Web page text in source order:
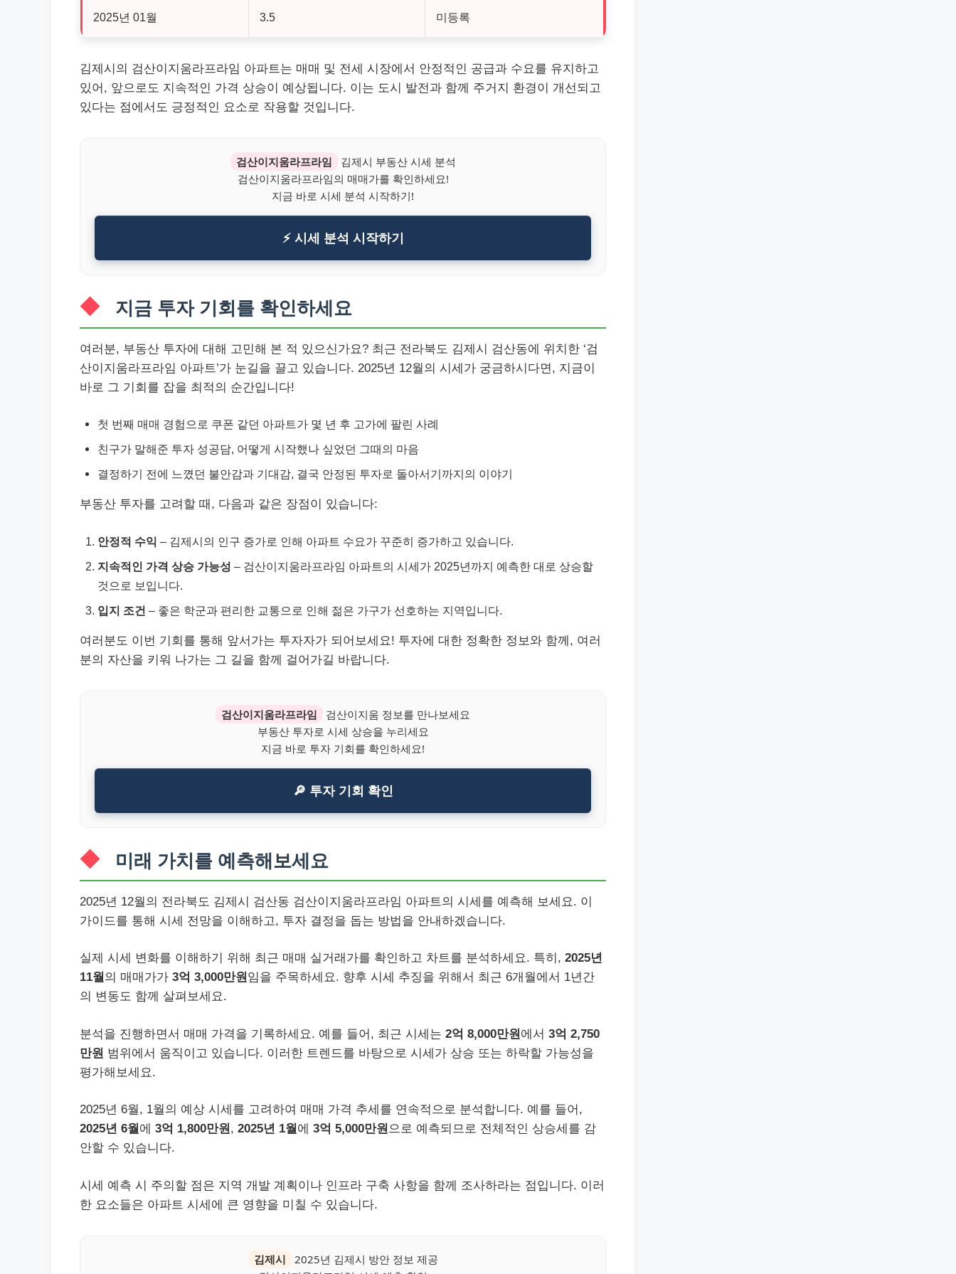
2025년 01월 3.5 미등록
김제시의 검산이지움라프라임 아파트는 매매 및 전세 시장에서 안정적인 공급과 수요를 유지하고
있어, 앞으로도 지속적인 가격 상승이 예상됩니다. 이는 도시 발전과 함께 주거지 환경이 개선되고
있다는 점에서도 긍정적인 요소로 작용할 것입니다.
검산이지움라프라임
김제시 부동산 시세 분석
검산이지움라프라임의 매매가를 확인하세요!
지금 바로 시세 분석 시작하기!
⚡ 시세 분석 시작하기
지금 투자 기회를 확인하세요
여러분, 부동산 투자에 대해 고민해 본 적 있으신가요? 최근 전라북도 김제시 검산동에 위치한 ‘검
산이지움라프라임 아파트’가 눈길을 끌고 있습니다. 2025년 12월의 시세가 궁금하시다면, 지금이
바로 그 기회를 잡을 최적의 순간입니다!
첫 번째 매매 경험으로 쿠폰 같던 아파트가 몇 년 후 고가에 팔린 사례
친구가 말해준 투자 성공담, 어떻게 시작했나 싶었던 그때의 마음
결정하기 전에 느꼈던 불안감과 기대감, 결국 안정된 투자로 돌아서기까지의 이야기
부동산 투자를 고려할 때, 다음과 같은 장점이 있습니다:
안정적 수익 – 김제시의 인구 증가로 인해 아파트 수요가 꾸준히 증가하고 있습니다.
지속적인 가격 상승 가능성 – 검산이지움라프라임 아파트의 시세가 2025년까지 예측한 대로 상승할
것으로 보입니다.
입지 조건 – 좋은 학군과 편리한 교통으로 인해 젊은 가구가 선호하는 지역입니다.
여러분도 이번 기회를 통해 앞서가는 투자자가 되어보세요! 투자에 대한 정확한 정보와 함께, 여러
분의 자산을 키워 나가는 그 길을 함께 걸어가길 바랍니다.
검산이지움라프라임
검산이지움 정보를 만나보세요
부동산 투자로 시세 상승을 누리세요
지금 바로 투자 기회를 확인하세요!
🔎 투자 기회 확인
미래 가치를 예측해보세요
2025년 12월의 전라북도 김제시 검산동 검산이지움라프라임 아파트의 시세를 예측해 보세요. 이
가이드를 통해 시세 전망을 이해하고, 투자 결정을 돕는 방법을 안내하겠습니다.
실제 시세 변화를 이해하기 위해 최근 매매 실거래가를 확인하고 차트를 분석하세요. 특히, 2025년
11월 의 매매가가 3억 3,000만원임을 주목하세요. 향후 시세 추징을 위해서 최근 6개월에서 1년간
의 변동도 함께 살펴보세요.
분석을 진행하면서 매매 가격을 기록하세요. 예를 들어, 최근 시세는 2억 8,000만원 에서 3억 2,750
만원 범위에서 움직이고 있습니다. 이러한 트렌드를 바탕으로 시세가 상승 또는 하락할 가능성을
평가해보세요.
2025년 6월, 1월의 예상 시세를 고려하여 매매 가격 추세를 연속적으로 분석합니다. 예를 들어,
2025년 6월 에 3억 1,800만원, 2025년 1월 에 3억 5,000만원으로 예측되므로 전체적인 상승세를 감
안할 수 있습니다.
시세 예측 시 주의할 점은 지역 개발 계획이나 인프라 구축 사항을 함께 조사하라는 점입니다. 이러
한 요소들은 아파트 시세에 큰 영향을 미칠 수 있습니다.
김제시
2025년 김제시 방안 정보 제공